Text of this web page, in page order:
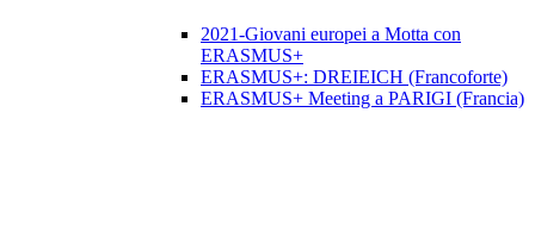
2021-Giovani europei a Motta con
ERASMUS+
ERASMUS+: DREIEICH (Francoforte)
ERASMUS+ Meeting a PARIGI (Francia)